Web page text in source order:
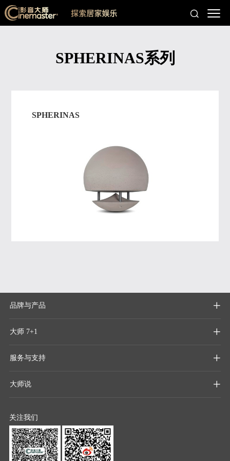
SPHERINAS系列
SPHERINAS
品牌与产品 
大师 7+1 
服务与支持 
大师说 
关注我们